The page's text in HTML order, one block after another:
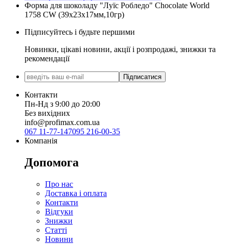
Форма для шоколаду "Луїс Робледо" Chocolate World
1758 CW (39x23x17мм,10гр)
Підписуйтесь і будьте першими
Новинки, цікаві новини, акції і розпродажі, знижки та
рекомендації
Підписатися
Контакти
Пн-Нд з 9:00 до 20:00
Без вихідних
info@profimax.com.ua
067 11-77-147095 216-00-35
Компанія
Допомога
Про нас
Доставка і оплата
Контакти
Відгуки
Знижки
Статті
Новини